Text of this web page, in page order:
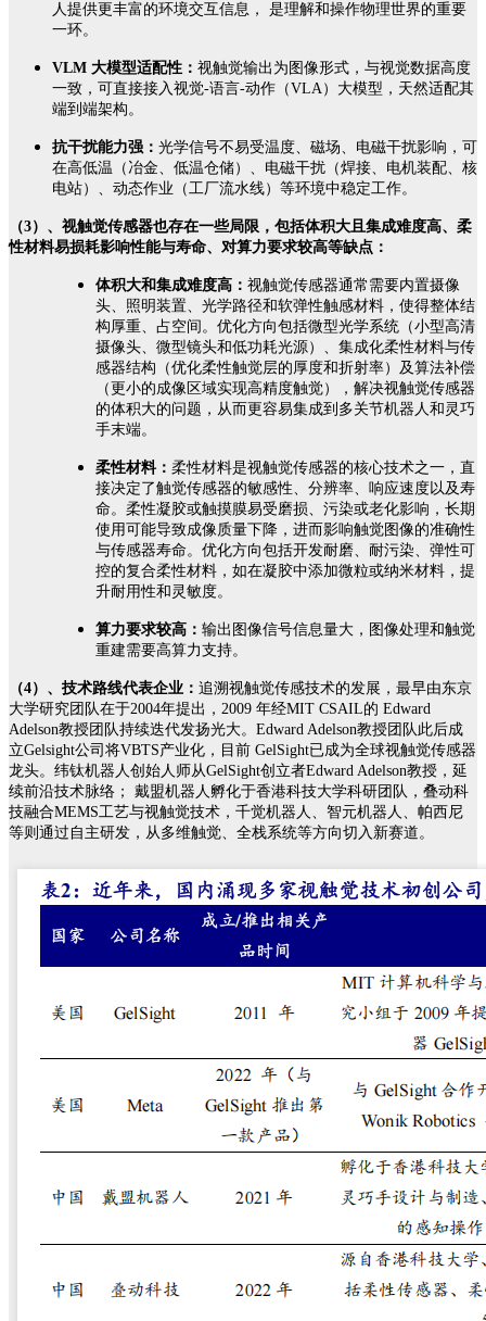
人提供更丰富的环境交互信息， 是理解和操作物理世界的重要
一环。
VLM 大模型适配性： 视触觉输出为图像形式，与视觉数据高度
一致，可直接接入视觉-语言-动作（VLA）大模型，天然适配其
端到端架构。
抗干扰能力强： 光学信号不易受温度、磁场、电磁干扰影响，可
在高低温（冶金、低温仓储）、电磁干扰（焊接、电机装配、核
电站）、动态作业（工厂流水线）等环境中稳定工作。
（3）、视触觉传感器也存在一些局限，包括体积大且集成难度高、柔
性材料易损耗影响性能与寿命、对算力要求较高等缺点：
体积大和集成难度高： 视触觉传感器通常需要内置摄像
头、照明装置、光学路径和软弹性触感材料，使得整体结
构厚重、占空间。优化方向包括微型光学系统（小型高清
摄像头、微型镜头和低功耗光源）、集成化柔性材料与传
感器结构（优化柔性触觉层的厚度和折射率）及算法补偿
（更小的成像区域实现高精度触觉），解决视触觉传感器
的体积大的问题，从而更容易集成到多关节机器人和灵巧
手末端。
柔性材料： 柔性材料是视触觉传感器的核心技术之一，直
接决定了触觉传感器的敏感性、分辨率、响应速度以及寿
命。柔性凝胶或触摸膜易受磨损、污染或老化影响，长期
使用可能导致成像质量下降，进而影响触觉图像的准确性
与传感器寿命。优化方向包括开发耐磨、耐污染、弹性可
控的复合柔性材料，如在凝胶中添加微粒或纳米材料，提
升耐用性和灵敏度。
算力要求较高： 输出图像信号信息量大，图像处理和触觉
重建需要高算力支持。
（4）、技术路线代表企业： 追溯视触觉传感技术的发展，最早由东京
大学研究团队在于2004年提出，2009 年经MIT CSAIL的 Edward
Adelson教授团队持续迭代发扬光大。Edward Adelson教授团队此后成
立Gelsight公司将VBTS产业化，目前 GelSight已成为全球视触觉传感器
龙头。纬钛机器人创始人师从GelSight创立者Edward Adelson教授，延
续前沿技术脉络； 戴盟机器人孵化于香港科技大学科研团队，叠动科
技融合MEMS工艺与视触觉技术，千觉机器人、智元机器人、帕西尼
等则通过自主研发，从多维触觉、全栈系统等方向切入新赛道。